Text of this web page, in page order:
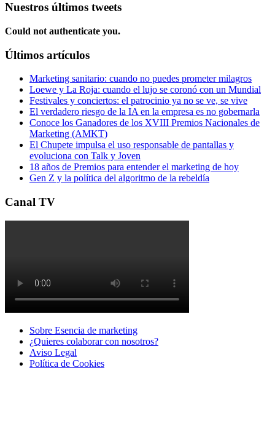
Nuestros últimos tweets
Could not authenticate you.
Últimos artículos
Marketing sanitario: cuando no puedes prometer milagros
Loewe y La Roja: cuando el lujo se coronó con un Mundial
Festivales y conciertos: el patrocinio ya no se ve, se vive
El verdadero riesgo de la IA en la empresa es no gobernarla
Conoce los Ganadores de los XVIII Premios Nacionales de
Marketing (AMKT)
El Chupete impulsa el uso responsable de pantallas y
evoluciona con Talk y Joven
18 años de Premios para entender el marketing de hoy
Gen Z y la política del algoritmo de la rebeldía
Canal TV
Sobre Esencia de marketing
¿Quieres colaborar con nosotros?
Aviso Legal
Polí­tica de Cookies